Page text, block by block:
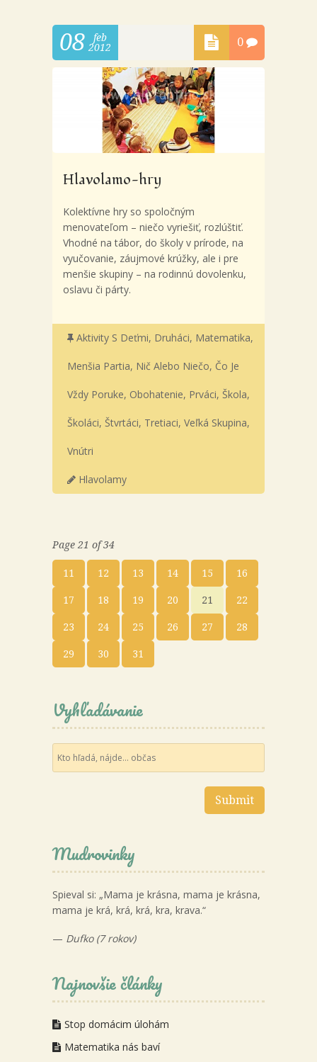
08
feb
2012
0
Hlavolamo-hry
Kolektívne hry so spoločným
menovateľom – niečo vyriešiť, rozlúštiť.
Vhodné na tábor, do školy v prírode, na
vyučovanie, záujmové krúžky, ale i pre
menšie skupiny – na rodinnú dovolenku,
oslavu či párty.
Aktivity S Deťmi, Druháci, Matematika,
Menšia Partia, Nič Alebo Niečo, Čo Je
Vždy Poruke, Obohatenie, Prváci, Škola,
Školáci, Štvrtáci, Tretiaci, Veľká Skupina,
Vnútri
Hlavolamy
Page 21 of 34
11 12 13 14 15 16
17 18 19 20 21 22
23 24 25 26 27 28
29 30 31
Vyhľadávanie
Mudrovinky
Spieval si: „Mama je krásna, mama je krásna,
mama je krá, krá, krá, kra, krava.“
— Dufko (7 rokov)
Najnovšie články
Stop domácim úlohám
Matematika nás baví